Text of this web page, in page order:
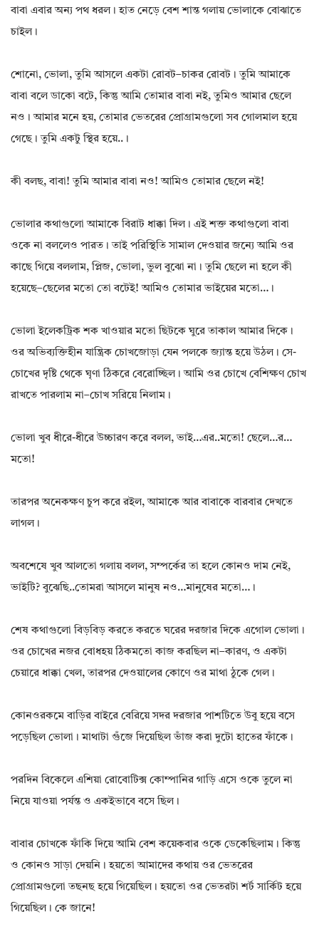
বাবা এবার অন্য পথ ধরল। হাত নেড়ে বেশ শান্ত গলায় ভোলাকে বোঝাতে
চাইল।
শোনো, ভোলা, তুমি আসলে একটা রোবট–চাকর রোবট। তুমি আমাকে
বাবা বলে ডাকো বটে, কিন্তু আমি তোমার বাবা নই, তুমিও আমার ছেলে
নও। আমার মনে হয়, তোমার ভেতরের প্রোগ্রামগুলো সব গোলমাল হয়ে
গেছে। তুমি একটু স্থির হয়ে..।
কী বলছ, বাবা! তুমি আমার বাবা নও! আমিও তোমার ছেলে নই!
ভোলার কথাগুলো আমাকে বিরাট ধাক্কা দিল। এই শক্ত কথাগুলো বাবা
ওকে না বললেও পারত। তাই পরিস্থিতি সামাল দেওয়ার জন্যে আমি ওর
কাছে গিয়ে বললাম, প্লিজ, ভোলা, ভুল বুঝো না। তুমি ছেলে না হলে কী
হয়েছে–ছেলের মতো তো বটেই! আমিও তোমার ভাইয়ের মতো…।
ভোলা ইলেকট্রিক শক খাওয়ার মতো ছিটকে ঘুরে তাকাল আমার দিকে।
ওর অভিব্যক্তিহীন যান্ত্রিক চোখজোড়া যেন পলকে জ্যান্ত হয়ে উঠল। সে-
চোখের দৃষ্টি থেকে ঘৃণা ঠিকরে বেরোচ্ছিল। আমি ওর চোখে বেশিক্ষণ চোখ
রাখতে পারলাম না–চোখ সরিয়ে নিলাম।
ভোলা খুব ধীরে-ধীরে উচ্চারণ করে বলল, ভাই…এর..মতো! ছেলে…র…
মতো!
তারপর অনেকক্ষণ চুপ করে রইল, আমাকে আর বাবাকে বারবার দেখতে
লাগল।
অবশেষে খুব আলতো গলায় বলল, সম্পর্কের তা হলে কোনও দাম নেই,
ভাইটি? বুঝেছি..তোমরা আসলে মানুষ নও…মানুষের মতো…।
শেষ কথাগুলো বিড়বিড় করতে করতে ঘরের দরজার দিকে এগোল ভোলা।
ওর চোখের নজর বোধহয় ঠিকমতো কাজ করছিল না–কারণ, ও একটা
চেয়ারে ধাক্কা খেল, তারপর দেওয়ালের কোণে ওর মাথা ঠুকে গেল।
কোনওরকমে বাড়ির বাইরে বেরিয়ে সদর দরজার পাশটিতে উবু হয়ে বসে
পড়েছিল ভোলা। মাথাটা গুঁজে দিয়েছিল ভাঁজ করা দুটো হাতের ফাঁকে।
পরদিন বিকেলে এশিয়া রোবোটিক্স কোম্পানির গাড়ি এসে ওকে তুলে না
নিয়ে যাওয়া পর্যন্ত ও একইভাবে বসে ছিল।
বাবার চোখকে ফাঁকি দিয়ে আমি বেশ কয়েকবার ওকে ডেকেছিলাম। কিন্তু
ও কোনও সাড়া দেয়নি। হয়তো আমাদের কথায় ওর ভেতরের
প্রোগ্রামগুলো তছনছ হয়ে গিয়েছিল। হয়তো ওর ভেতরটা শর্ট সার্কিট হয়ে
গিয়েছিল। কে জানে!